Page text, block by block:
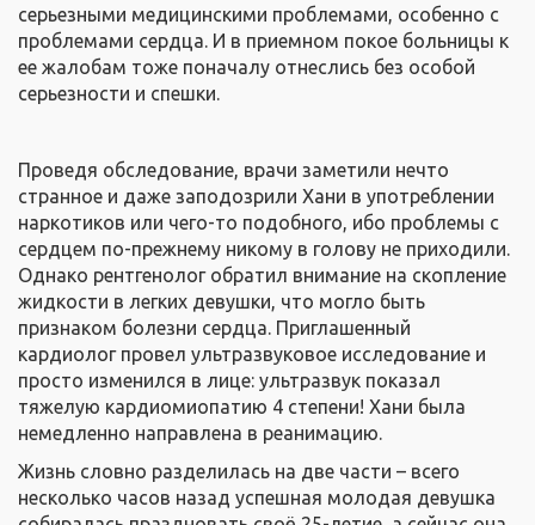
серьезными медицинскими проблемами, особенно с
проблемами сердца. И в приемном покое больницы к
ее жалобам тоже поначалу отнеслись без особой
серьезности и спешки.
Проведя обследование, врачи заметили нечто
странное и даже заподозрили Хани в употреблении
наркотиков или чего-то подобного, ибо проблемы с
сердцем по-прежнему никому в голову не приходили.
Однако рентгенолог обратил внимание на скопление
жидкости в легких девушки, что могло быть
признаком болезни сердца. Приглашенный
кардиолог провел ультразвуковое исследование и
просто изменился в лице: ультразвук показал
тяжелую кардиомиопатию 4 степени! Хани была
немедленно направлена в реанимацию.
Жизнь словно разделилась на две части – всего
несколько часов назад успешная молодая девушка